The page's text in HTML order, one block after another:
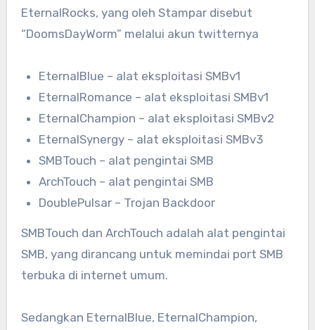
EternalRocks, yang oleh Stampar disebut
“DoomsDayWorm” melalui akun twitternya
EternalBlue – alat eksploitasi SMBv1
EternalRomance – alat eksploitasi SMBv1
EternalChampion – alat eksploitasi SMBv2
EternalSynergy – alat eksploitasi SMBv3
SMBTouch – alat pengintai SMB
ArchTouch – alat pengintai SMB
DoublePulsar – Trojan Backdoor
SMBTouch dan ArchTouch adalah alat pengintai
SMB, yang dirancang untuk memindai port SMB
terbuka di internet umum.
Sedangkan EternalBlue, EternalChampion,